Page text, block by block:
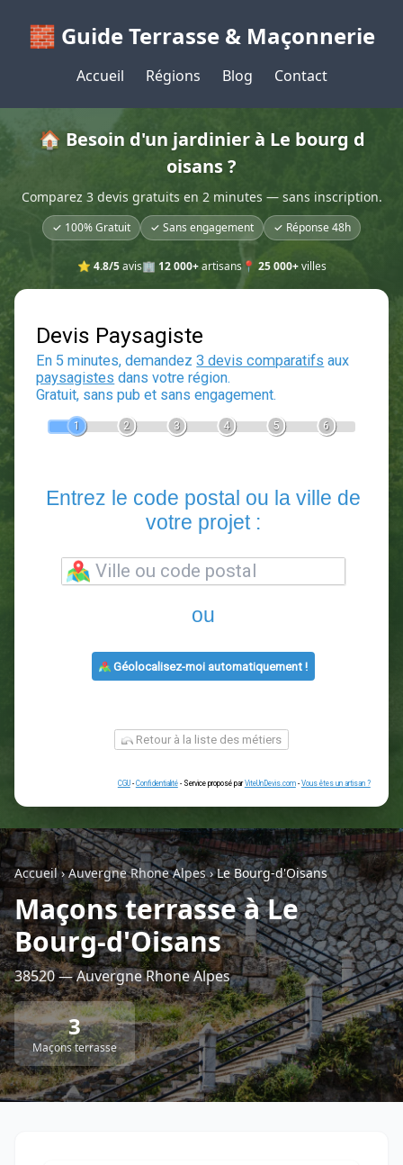
🧱 Guide Terrasse & Maçonnerie
Accueil Régions Blog Contact
🏠 Besoin d'un jardinier à Le bourg d
oisans ?
Comparez 3 devis gratuits en 2 minutes — sans inscription.
✓ 100% Gratuit ✓ Sans engagement ✓ Réponse 48h
⭐ 4.8/5avis🏢 12 000+artisans📍 25 000+villes
Devis Paysagiste
En 5 minutes, demandez3 devis comparatifs
2 3
Entrez le code postal ou la
ou
Retour à la liste des métiers
CGU-Confidentialité- Service proposé parViteUnDevis.com -Vous
Accueil›Auvergne Rhone Alpes›Le Bourg-d'Oisans
Maçons terrasse à Le
Bourg-d'Oisans
38520 — Auvergne Rhone Alpes
3
Maçons terrasse